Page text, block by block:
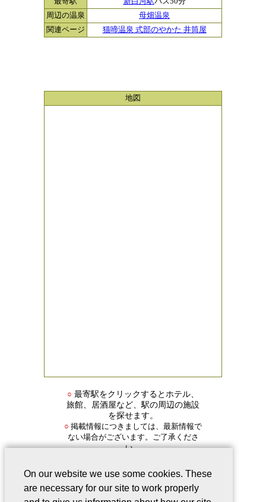
周辺の温泉
母畑温泉
関連ページ
猫啼温泉 式部のやかた 井筒屋
地図
○ 最寄駅をクリックするとホテル、
旅館、居酒屋など、駅の周辺の施設
を探せます。
○ 掲載情報につきましては、最新情報で
ない場合がございます。ご了承くださ
い。
On our website we use some cookies. These
are necessary for our site to work properly